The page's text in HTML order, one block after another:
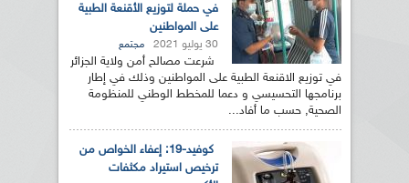
في حملة لتوزيع الأقنعة الطبية
على المواطنين
30 يوليو 2021 مجتمع
شرعت مصالح أمن ولاية الجزائر
في توزيع الاقنعة الطبية على المواطنين وذلك في إطار
برنامجها التحسيسي و دعما للمخطط الوطني للمنظومة
الصحية, حسب ما أفاد...
كوفيد-19: إعفاء الخواص من
ترخيص استيراد مكثفات